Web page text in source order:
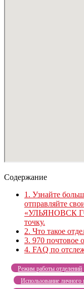
Содержание
1. Узнайте
отправляйте
«УЛЬЯНОВСК
точку.
2. Что такое
3. 970
4. FAQ по
Режим работы отделений
Использование личного